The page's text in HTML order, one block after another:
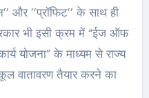
और ’’प्रॉफिट’’ के साथ ही
भी इसी क्रम में “ईज ऑफ
योजना” के माध्यम से राज्य
वातावरण तैयार करने का